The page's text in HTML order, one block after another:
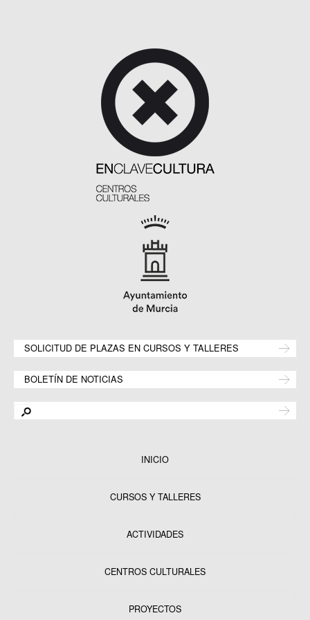
SOLICITUD DE PLAZAS EN CURSOS Y TALLERES
BOLETÍN DE NOTICIAS
INICIO
CURSOS Y TALLERES
ACTIVIDADES
CENTROS CULTURALES
PROYECTOS